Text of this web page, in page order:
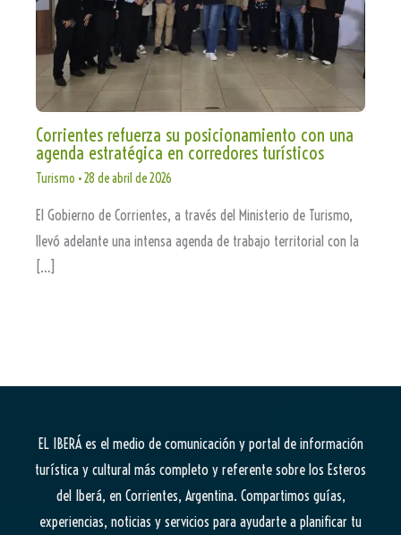
Corrientes refuerza su posicionamiento con una
agenda estratégica en corredores turísticos
Turismo •28 de abril de 2026
El Gobierno de Corrientes, a través del Ministerio de Turismo,
llevó adelante una intensa agenda de trabajo territorial con la
[…]
EL IBERÁes el medio de comunicación y portal de información
turística y cultural más completo y referente sobre los Esteros
del Iberá, en Corrientes, Argentina. Compartimos guías,
experiencias, noticias y servicios para ayudarte a planificar tu